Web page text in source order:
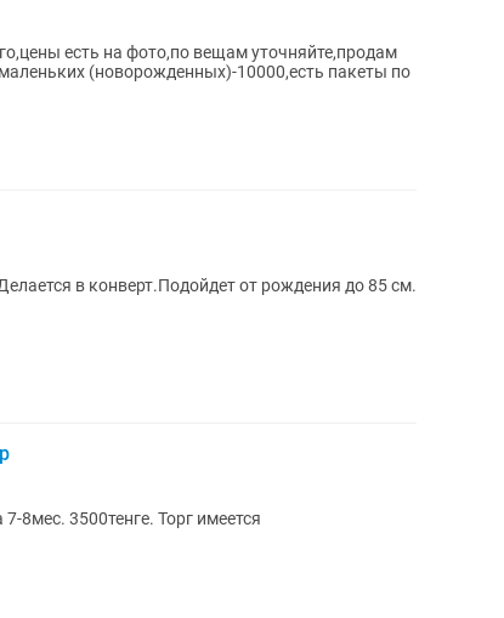
есть на фото,по вещам уточняйте,продам
(новорожденных)-10000,есть пакеты по
в конверт.Подойдет от рождения до 85 см.
8мес. 3500тенге. Торг имеется